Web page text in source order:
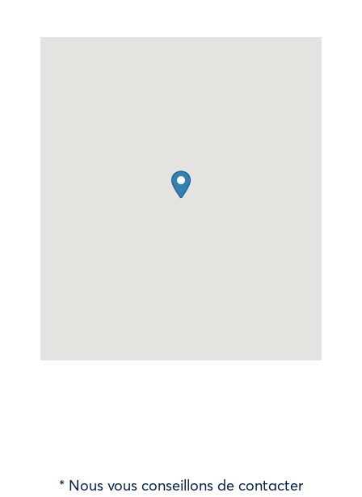
* Nous vous conseillons de contacter